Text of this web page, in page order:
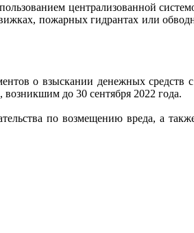
централизованной
пожарных гидрантах или
о взыскании денежных средств
до 30 сентября 2022 года.
по возмещению вреда, а